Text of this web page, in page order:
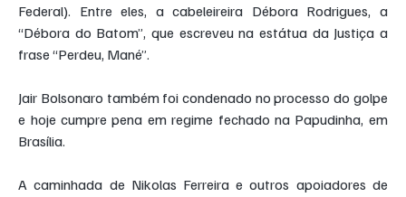
Federal). Entre eles, a cabeleireira Débora Rodrigues, a
“Débora do Batom”, que escreveu na estátua da Justiça a
frase “Perdeu, Mané”.
Jair Bolsonaro também foi condenado no processo do golpe
e hoje cumpre pena em regime fechado na Papudinha, em
Brasília.
A caminhada de Nikolas Ferreira e outros apoiadores de